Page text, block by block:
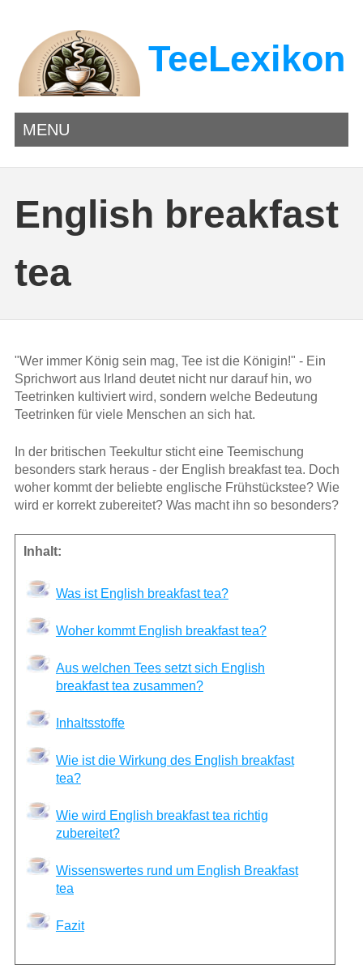
TeeLexikon
MENU
English breakfast
tea
"Wer immer König sein mag, Tee ist die Königin!" - Ein
Sprichwort aus Irland deutet nicht nur darauf hin, wo
Teetrinken kultiviert wird, sondern welche Bedeutung
Teetrinken für viele Menschen an sich hat.
In der britischen Teekultur sticht eine Teemischung
besonders stark heraus - der English breakfast tea. Doch
woher kommt der beliebte englische Frühstückstee? Wie
wird er korrekt zubereitet? Was macht ihn so besonders?
Inhalt:
Was ist English breakfast tea?
Woher kommt English breakfast tea?
Aus welchen Tees setzt sich English
breakfast tea zusammen?
Inhaltsstoffe
Wie ist die Wirkung des English breakfast
tea?
Wie wird English breakfast tea richtig
zubereitet?
Wissenswertes rund um English Breakfast
tea
Fazit